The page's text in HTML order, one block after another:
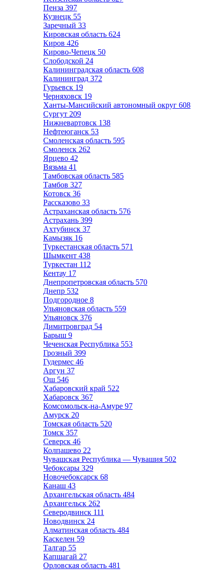
Пенза 397
Кузнецк 55
Заречный 33
Кировская область 624
Киров 426
Кирово-Чепецк 50
Слободской 24
Калининградская область 608
Калининград 372
Гурьевск 19
Черняховск 19
Ханты-Мансийский автономный округ 608
Сургут 209
Нижневартовск 138
Нефтеюганск 53
Смоленская область 595
Смоленск 262
Ярцево 42
Вязьма 41
Тамбовская область 585
Тамбов 327
Котовск 36
Рассказово 33
Астраханская область 576
Астрахань 399
Ахтубинск 37
Камызяк 16
Туркестанская область 571
Шымкент 438
Туркестан 112
Кентау 17
Днепропетровская область 570
Днепр 532
Подгородное 8
Ульяновская область 559
Ульяновск 376
Димитровград 54
Барыш 9
Чеченская Республика 553
Грозный 399
Гудермес 46
Аргун 37
Ош 546
Хабаровский край 522
Хабаровск 367
Комсомольск-на-Амуре 97
Амурск 20
Томская область 520
Томск 357
Северск 46
Колпашево 22
Чувашская Республика — Чувашия 502
Чебоксары 329
Новочебоксарск 68
Канаш 43
Архангельская область 484
Архангельск 262
Северодвинск 111
Новодвинск 24
Алматинская область 484
Каскелен 59
Талгар 55
Капшагай 27
Орловская область 481